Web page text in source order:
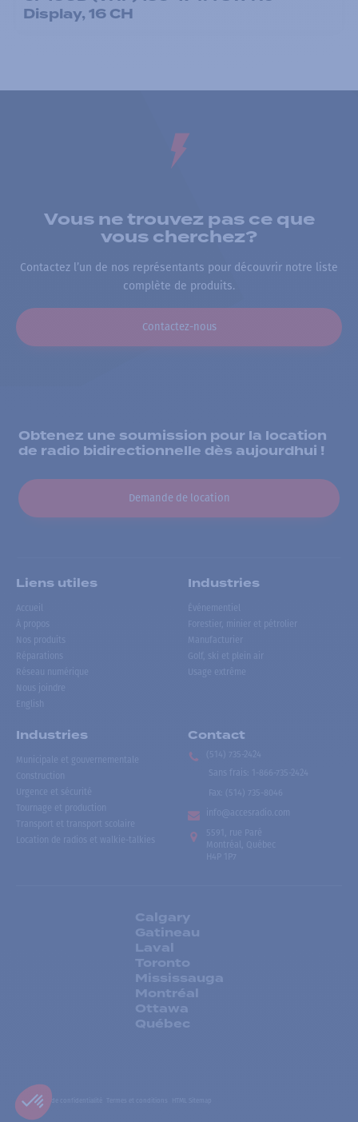
Display, 16 CH
Vous ne trouvez pas ce que
vous cherchez?
Contactez l’un de nos représentants pour découvrir notre liste
complète de produits.
Contactez-nous
Obtenez une soumission pour la location
de radio bidirectionnelle dès aujourdhui !
Demande de location
Liens utiles
Accueil
À propos
Nos produits
Réparations
Réseau numérique
Nous joindre
English
Industries
Événementiel
Forestier, minier et pétrolier
Manufacturier
Golf, ski et plein air
Usage extrême
Industries
Municipale et gouvernementale
Construction
Urgence et sécurité
Tournage et production
Transport et transport scolaire
Location de radios et walkie-talkies
Contact
(514) 735-2424
Sans frais
1-866-735-2424
Fax:
(514) 735-8046
info@accesradio.com
5591, rue Paré
Montréal, Québec
H4P 1P7
Calgary
Gatineau
Laval
Toronto
Mississauga
Montréal
Ottawa
Québec
Politiques de confidentialité